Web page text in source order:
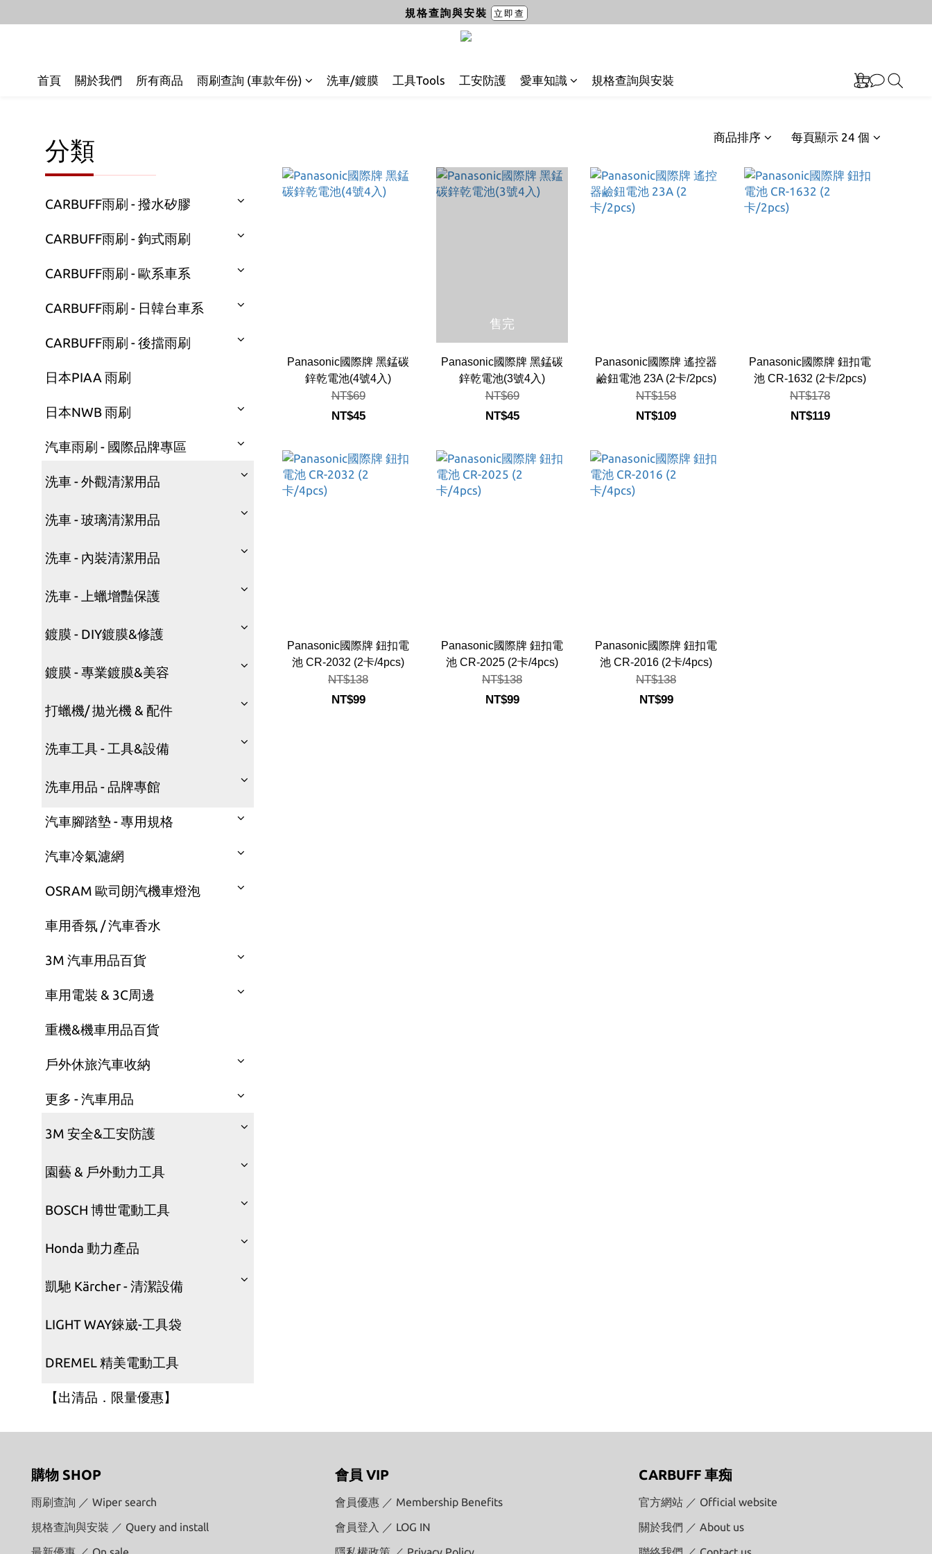
首頁 關於我們 所有商品 雨刷查詢 (車款年份) 洗車/鍍膜 工具Tools 工安防護 愛車知識 規格查詢與安裝
分類
CARBUFF雨刷 - 撥水矽膠
CARBUFF雨刷 - 鉤式雨刷
CARBUFF雨刷 - 歐系車系
CARBUFF雨刷 - 日韓台車系
CARBUFF雨刷 - 後擋雨刷
日本PIAA 雨刷
日本NWB 雨刷
汽車雨刷 - 國際品牌專區
洗車 - 外觀清潔用品
洗車 - 玻璃清潔用品
洗車 - 內裝清潔用品
洗車 - 上蠟增豔保護
鍍膜 - DIY鍍膜&修護
鍍膜 - 專業鍍膜&美容
打蠟機/ 拋光機 & 配件
洗車工具 - 工具&設備
洗車用品 - 品牌專館
汽車腳踏墊 - 專用規格
汽車冷氣濾網
OSRAM 歐司朗汽機車燈泡
車用香氛 / 汽車香水
3M 汽車用品百貨
車用電裝 & 3C周邊
重機&機車用品百貨
戶外休旅汽車收納
更多 - 汽車用品
3M 安全&工安防護
園藝 & 戶外動力工具
BOSCH 博世電動工具
Honda 動力產品
凱馳 Kärcher - 清潔設備
LIGHT WAY錸崴-工具袋
DREMEL 精美電動工具
【出清品．限量優惠】
商品排序 每頁顯示 24 個
Panasonic國際牌 黑錳碳
鋅乾電池(4號4入)
NT$69
NT$45
售完
Panasonic國際牌 黑錳碳
鋅乾電池(3號4入)
NT$69
NT$45
Panasonic國際牌 遙控器
鹼鈕電池 23A (2卡/2pcs)
NT$158
NT$109
Panasonic國際牌 鈕扣電
池 CR-1632 (2卡/2pcs)
NT$178
NT$119
Panasonic國際牌 鈕扣電
池 CR-2032 (2卡/4pcs)
NT$138
NT$99
Panasonic國際牌 鈕扣電
池 CR-2025 (2卡/4pcs)
NT$138
NT$99
Panasonic國際牌 鈕扣電
池 CR-2016 (2卡/4pcs)
NT$138
NT$99
購物 SHOP
雨刷查詢 ／ Wiper search
規格查詢與安裝 ／ Query and install
會員 VIP
會員優惠 ／ Membership Benefits
會員登入 ／ LOG IN
CARBUFF 車痴
官方網站 ／ Official website
關於我們 ／ About us
規格查詢與安裝 立即查